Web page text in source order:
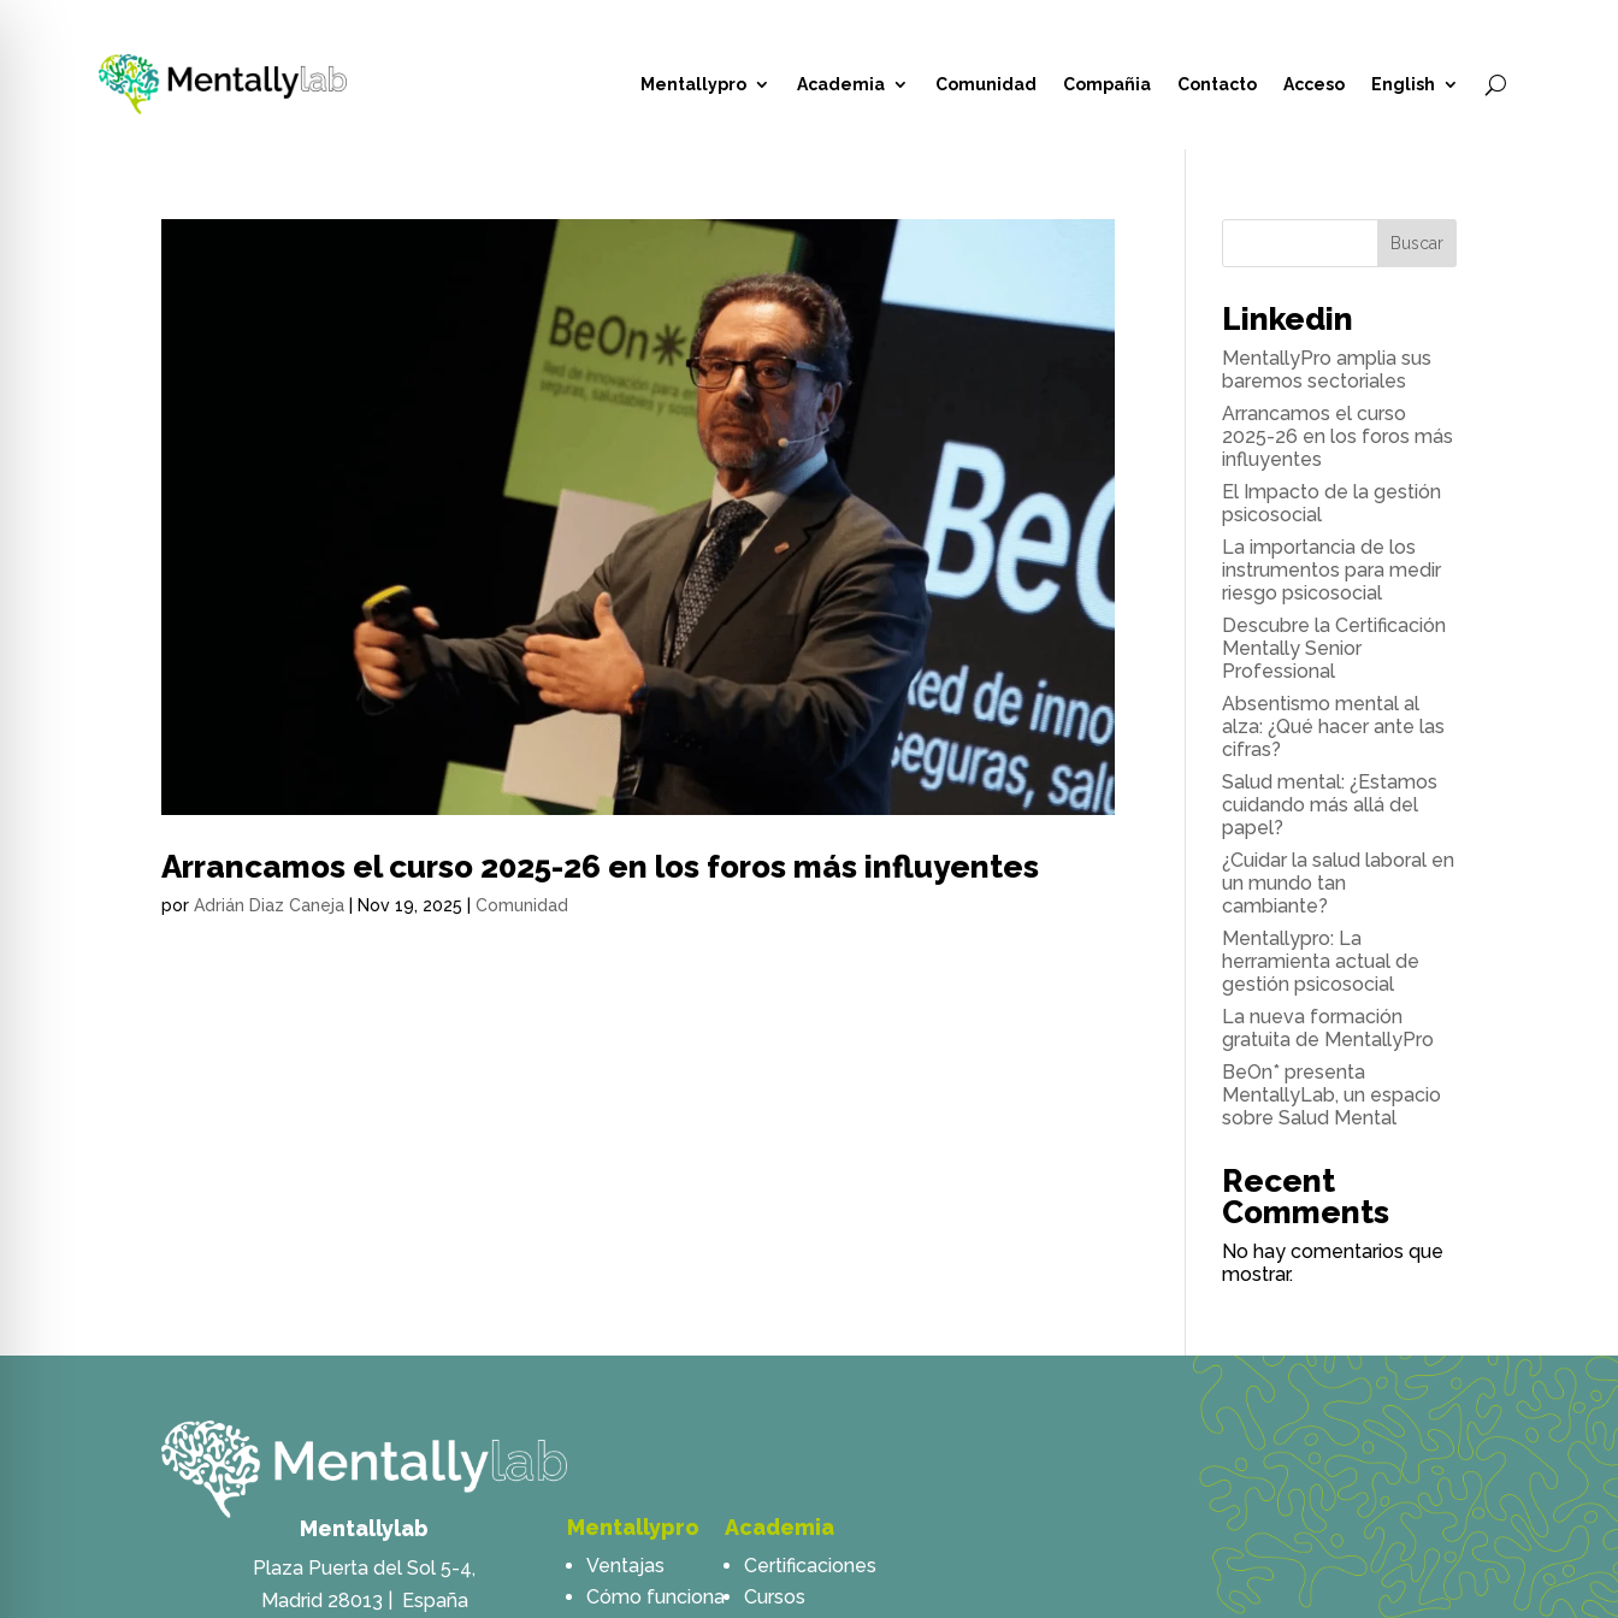
Mentallypro Academia Comunidad Compañia Contacto Acceso English
Arrancamos el curso 2025-26 en los foros más influyentes
porAdrián Diaz Caneja Nov 19, 2025 |Comunidad
Buscar
Linkedin
MentallyPro amplia sus
baremos sectoriales
Arrancamos el curso
2025-26 en los foros más
influyentes
El Impacto de la gestión
psicosocial
La importancia de los
instrumentos para medir
riesgo psicosocial
Descubre la Certificación
Mentally Senior
Professional
Absentismo mental al
alza: ¿Qué hacer ante las
cifras?
Salud mental: ¿Estamos
cuidando más allá del
papel?
¿Cuidar la salud laboral en
un mundo tan
cambiante?
Mentallypro: La
herramienta actual de
gestión psicosocial
La nueva formación
gratuita de MentallyPro
BeOn* presenta
MentallyLab, un espacio
sobre Salud Mental
Recent
Comments
No hay comentarios que
mostrar.
Mentallylab
Plaza Puerta del Sol 5-4,
Madrid 28013 |
España
Mentallypro
Ventajas
Cómo funciona
Academia
Certificaciones
Cursos